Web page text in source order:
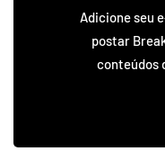
Adicione seu
postar
conteúdos